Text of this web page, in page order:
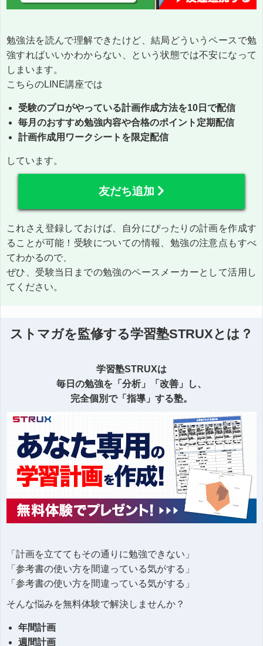
勉強法を読んで理解できたけど、結局どういうペースで勉
強すればいいかわからない、という状態では不安になって
しまいます。
こちらのLINE講座では
受験のプロがやっている計画作成方法を10日で配信
毎月のおすすめ勉強内容や合格のポイント定期配信
計画作成用ワークシートを限定配信
しています。
友だち追加
これさえ登録しておけば、自分にぴったりの計画を作成す
ることが可能！受験についての情報、勉強の注意点もすべ
てわかるので、
ぜひ、受験当日までの勉強のペースメーカーとして活用し
てください。
ストマガを監修する学習塾STRUXとは？
学習塾STRUXは
毎日の勉強を「分析」「改善」し、
完全個別で「指導」する塾。
「計画を立ててもその通りに勉強できない」
「参考書の使い方を間違っている気がする」
「参考書の使い方を間違っている気がする」
そんな悩みを無料体験で解決しませんか？
年間計画
週間計画